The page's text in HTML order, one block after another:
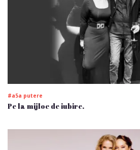
#a5a putere
Pe la mijloc de iubire.